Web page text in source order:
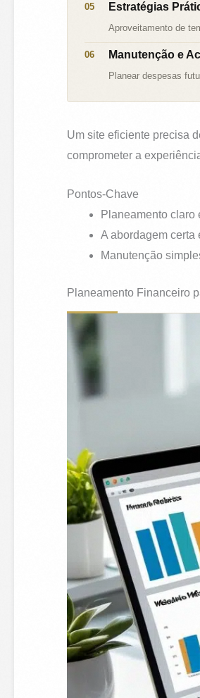
Estratégias
Aproveitamento de
Manutenção e
Planear despesas
Um site eficiente precisa
comprometer a
Pontos-Chave
Planeamento claro
A abordagem
Manutenção
Planeamento Financeiro